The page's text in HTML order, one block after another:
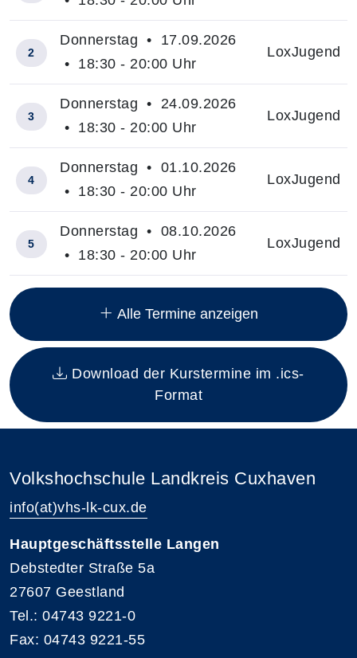
Insgesamt gibt es 15 Termine zum diesen Kurs
2
Donnerstag • 17.09.2026
• 18:30 - 20:00 Uhr
LoxJugend
3
Donnerstag • 24.09.2026
• 18:30 - 20:00 Uhr
LoxJugend
4
Donnerstag • 01.10.2026
• 18:30 - 20:00 Uhr
LoxJugend
5
Donnerstag • 08.10.2026
• 18:30 - 20:00 Uhr
LoxJugend
Alle Termine anzeigen
Download der Kurstermine im .ics-
Format
Volkshochschule Landkreis Cuxhaven
info(at)vhs-lk-cux.de
Hauptgeschäftsstelle Langen
Debstedter Straße 5a
27607 Geestland
Tel.: 04743 9221-0
Fax: 04743 9221-55